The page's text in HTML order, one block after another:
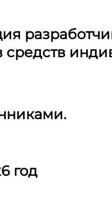
средств
год